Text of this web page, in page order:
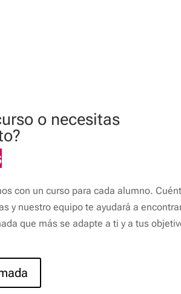
o necesitas
con un curso para cada alumno.
y nuestro equipo te ayudará a
que más se adapte a ti y a tus